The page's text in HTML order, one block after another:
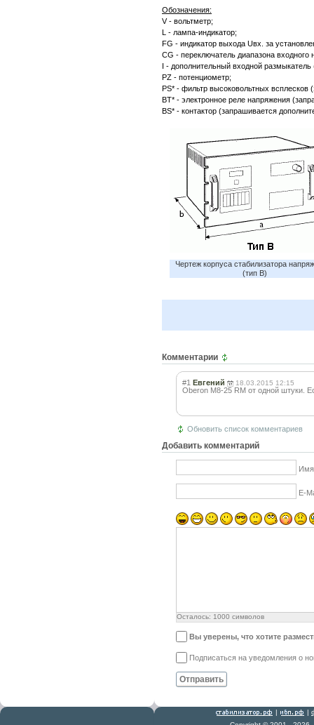
Обозначения:
V - вольтметр;
L - лампа-индикатор;
FG - индикатор выхода Uвх. за
CG - переключатель диапазона входного
I - дополнительный входной
PZ - потенциометр;
PS* - фильтр высоковольтных всплесков
BT* - электронное реле напряжения
BS* - контактор (запрашивается
Чертеж корпуса стабилизатора
(тип B)
Комментарии
#1 Евгений 18.03.2015 12:15
Oberon M8-25 RM от одной штуки.
Обновить список комментариев
Добавить комментарий
Имя
E-
Осталось: 1000 символов
Вы уверены, что хотите
Подписаться на уведомления о
Отправить
| |